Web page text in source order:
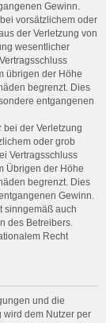
Gewinn.
vorsätzlichem oder
der Verletzung von
wesentlicher
übrigen der Höhe
begrenzt. Dies
entgangenen
bei der Verletzung
oder grob
Vertragsschluss
Übrigen der Höhe
begrenzt. Dies
Gewinn.
sinngemäß auch
des Betreibers.
Recht
und die
wird dem Nutzer per